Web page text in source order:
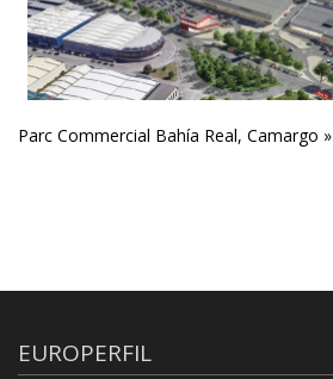
Parc Commercial Bahía Real, Camargo »
EUROPERFIL